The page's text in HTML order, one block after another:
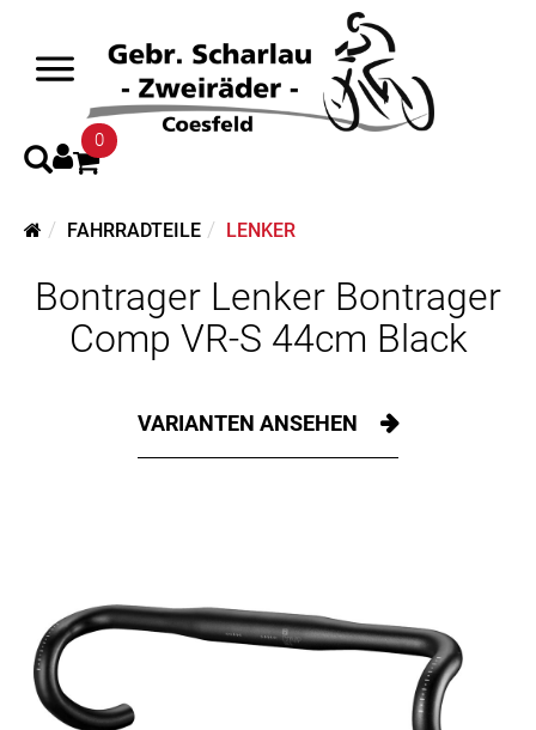
0
FAHRRADTEILE LENKER
Bontrager Lenker Bontrager
Comp VR-S 44cm Black
VARIANTEN ANSEHEN